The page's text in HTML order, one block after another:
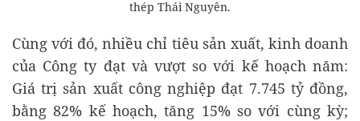
thép Thái Nguyên.
Cùng với đó, nhiều chỉ tiêu sản xuất, kinh doanh
của Công ty đạt và vượt so với kế hoạch năm:
Giá trị sản xuất công nghiệp đạt 7.745 tỷ đồng,
bằng 82% kế hoạch, tăng 15% so với cùng kỳ;